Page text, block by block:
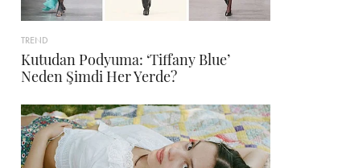
TREND
Kutudan Podyuma: ‘Tiffany Blue’
Neden Şimdi Her Yerde?